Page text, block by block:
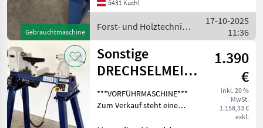
Gebrauchtmaschine
200 mit einer Spitzenweite
befindet
5431 Kuchl
Forst- und Holztechnik
/ Sonstige
17-10-2025
11:36
Sonstige
DRECHSELMEISTER
Drechselmaschine
MIDI2 Plus SET
1.390
€
inkl. 20 %
MwSt.
1.158,33 €
exkl.
***VORFÜHRMASCHINE***
Zum Verkauf steht eine